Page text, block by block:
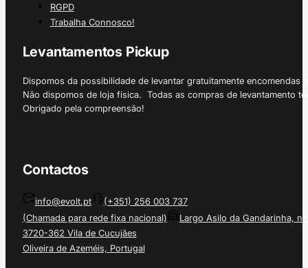
RGPD
Trabalha Connosco!
Levantamentos Pickup
Dispomos da possibilidade de levantar gratuitamente
Não dispomos de loja física. Todas as compras de levantamento
Obrigado pela compreensão!
Contactos
info@evolt.pt
(+351) 256 003 737
(Chamada para rede fixa nacional)
Largo Asilo da Gandarinha, nº
3720-362 Vila de Cucujães
Oliveira de Azeméis, Portugal